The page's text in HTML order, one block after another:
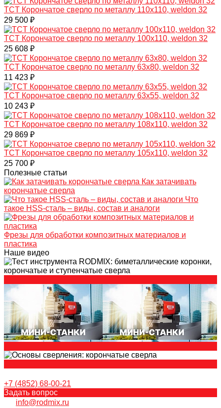
TCT Корончатое сверло по металлу 110x110, weldon 32
29 500 ₽
TCT Корончатое сверло по металлу 100x110, weldon 32
25 608 ₽
TCT Корончатое сверло по металлу 63x80, weldon 32
11 423 ₽
TCT Корончатое сверло по металлу 63x55, weldon 32
10 243 ₽
TCT Корончатое сверло по металлу 108x110, weldon 32
29 869 ₽
TCT Корончатое сверло по металлу 105x110, weldon 32
25 700 ₽
Полезные статьи
Как затачивать
корончатые сверла
Что
такое HSS-сталь – виды, состав и аналоги
Фрезы для обработки композитных материалов и
пластика
Наше видео
+7 (4852) 68-00-21
Задать вопрос
info@rodmix.ru